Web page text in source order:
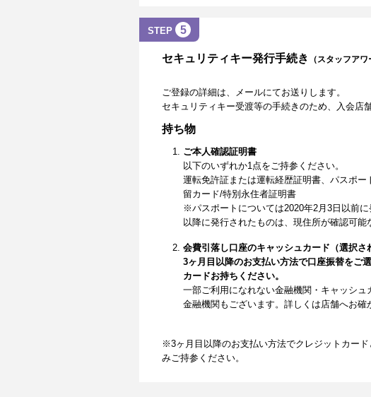
STEP 5
セキュリティキー発行手続き （スタッフア
ご登録の詳細は、メールにてお送りします。
セキュリティキー受渡等の手続きのため、入会店
持ち物
ご本人確認証明書
以下のいずれか1点をご持参ください。
運転免許証または運転経歴証明書、パスポ
留カード/特別永住者証明書
※パスポートについては2020年2月3日以前
以降に発行されたものは、現住所が確認可能
会費引落し口座のキャッシュカード（選択さ
3ヶ月目以降のお支払い方法で口座振替をご
カードお持ちください。
一部ご利用になれない金融機関・キャッシ
金融機関もございます。詳しくは店舗へお確
※3ヶ月目以降のお支払い方法でクレジットカー
みご持参ください。